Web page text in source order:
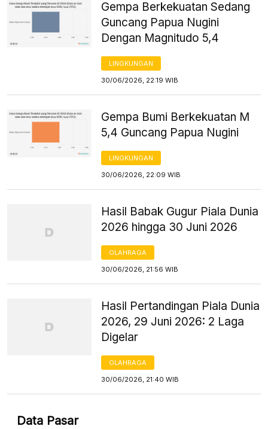
Gempa Berkekuatan Sedang
Guncang Papua Nugini
Dengan Magnitudo 5,4
LINGKUNGAN
30/06/2026, 22:19 WIB
Gempa Bumi Berkekuatan M
5,4 Guncang Papua Nugini
LINGKUNGAN
30/06/2026, 22:09 WIB
Hasil Babak Gugur Piala Dunia
2026 hingga 30 Juni 2026
OLAHRAGA
30/06/2026, 21:56 WIB
Hasil Pertandingan Piala Dunia
2026, 29 Juni 2026: 2 Laga
Digelar
OLAHRAGA
30/06/2026, 21:40 WIB
Data Pasar